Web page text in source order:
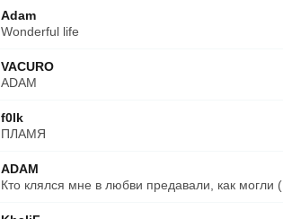
Adam
Wonderful life
VACURO
ADAM
f0lk
ПЛАМЯ
ADAM
Кто клялся мне в любви предавали, как могли (